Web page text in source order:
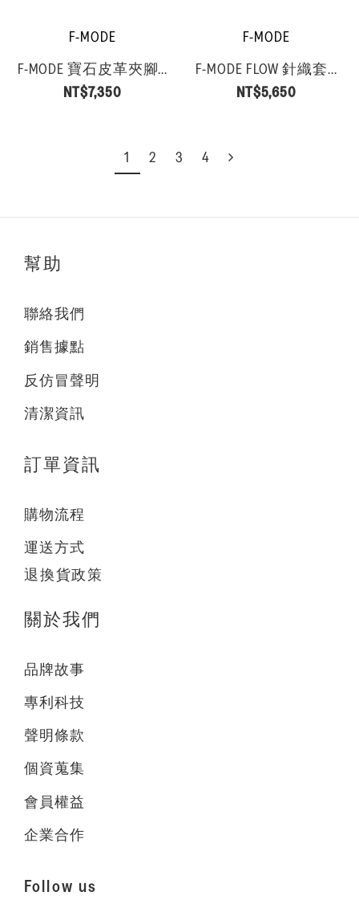
F-MODE
F-MODE 寶石皮革夾腳...
NT$7,350
F-MODE
F-MODE FLOW 針織套...
NT$5,650
1 2 3 4
幫助
聯絡我們
銷售據點
反仿冒聲明
清潔資訊
訂單資訊
購物流程
運送方式
退換貨政策
關於我們
品牌故事
專利科技
聲明條款
個資蒐集
會員權益
企業合作
Follow us